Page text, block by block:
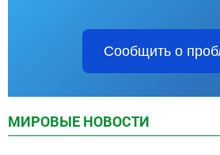
Сообщить о
МИРОВЫЕ НОВОСТИ